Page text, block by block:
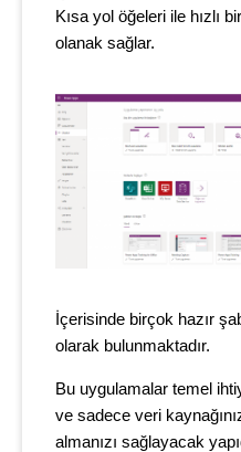
Kısa yol öğeleri ile hızlı
olanak sağlar.
İçerisinde birçok hazır
olarak bulunmaktadır.
Bu uygulamalar temel
ve sadece veri
almanızı sağlayacak